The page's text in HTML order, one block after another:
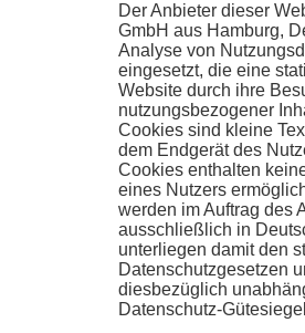
Der Anbieter dieser
GmbH aus Hamburg,
Analyse von
eingesetzt, die eine
Website durch ihre
nutzungsbezogener
Cookies sind kleine
dem Endgerät des
Cookies enthalten
eines Nutzers
werden im Auftrag des
ausschließlich in
unterliegen damit den
Datenschutzgesetzen
diesbezüglich
Datenschutz-